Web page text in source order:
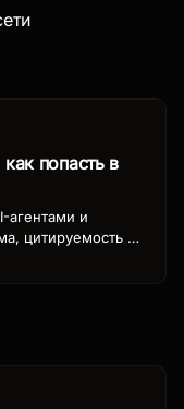
попасть в
агентами и
цитируемость в